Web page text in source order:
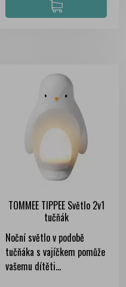
TOMMEE TIPPEE Světlo 2v1
tučňák
Noční světlo v podobě
tučňáka s vajíčkem pomůže
vašemu dítěti...